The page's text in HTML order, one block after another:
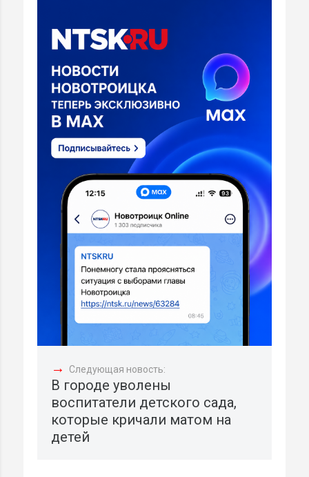
→ Следующая новость:
В городе уволены
воспитатели детского сада,
которые кричали матом на
детей